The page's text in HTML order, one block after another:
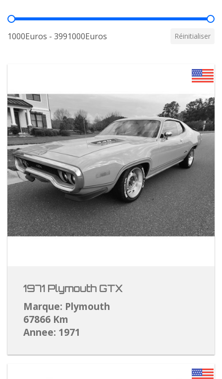
Prix
1000Euros - 3991000Euros Réinitialiser
1971 Plymouth GTX
Marque: Plymouth
67866 Km
Annee: 1971